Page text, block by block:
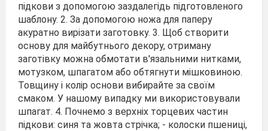
підкови з допомогою заздалегідь підготовленого
шаблону. 2. За допомогою ножа для паперу
акуратно вирізати заготовку. 3. Щоб створити
основу для майбутнього декору, отриману
заготівку можна обмотати в'язальними нитками,
мотузком, шпагатом або обтягнути мішковиною.
Товщину і колір основи вибирайте за своїм
смаком. У нашому випадку ми використовували
шпагат. 4. Почнемо з верхніх торцевих частин
підкови: синя та жовта стрічка; - колоски пшениці,